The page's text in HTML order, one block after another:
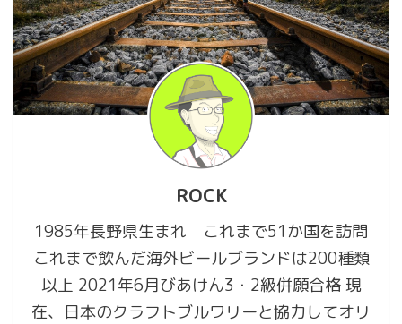
ROCK
1985年長野県生まれ これまで51か国を訪問
これまで飲んだ海外ビールブランドは200種類
以上 2021年6月びあけん3・2級併願合格 現
在、日本のクラフトブルワリーと協力してオリ